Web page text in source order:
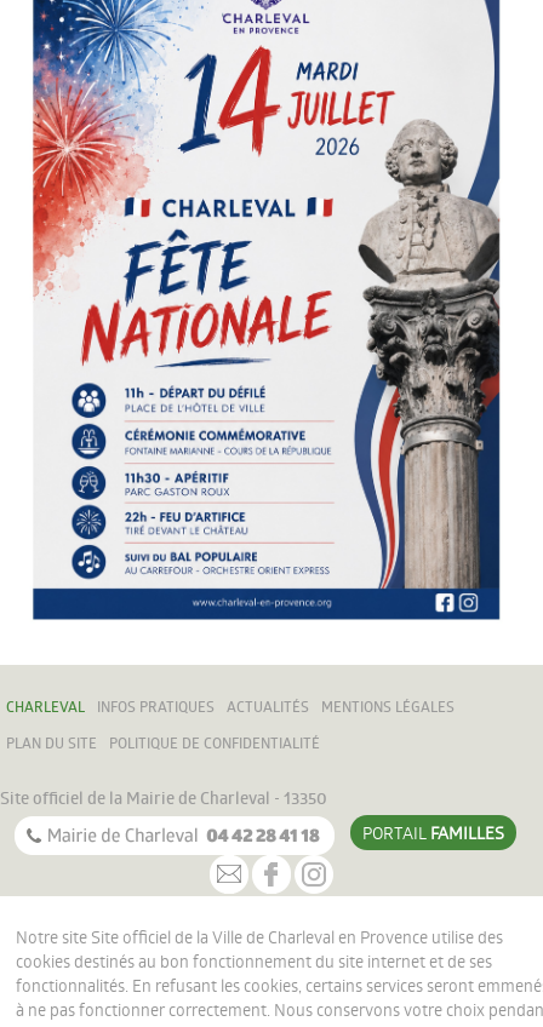
CHARLEVAL INFOS PRATIQUES ACTUALITÉS
MENTIONS LÉGALES
PLAN DU SITE
POLITIQUE DE CONFIDENTIALITÉ
Site officiel de la Mairie de Charleval - 13350
PORTAIL FAMILLES
Notre site Site officiel de la Ville de Charleval en Provence utilise des
cookies destinés au bon fonctionnement du site internet et de ses
fonctionnalités. En refusant les cookies, certains services seront
à ne pas fonctionner correctement. Nous conservons votre choix